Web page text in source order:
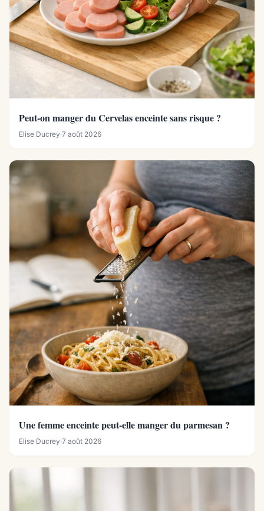
Peut-on manger du Cervelas enceinte sans risque ?
Elise Ducrey·7 août 2026
Une femme enceinte peut-elle manger du parmesan ?
Elise Ducrey·7 août 2026